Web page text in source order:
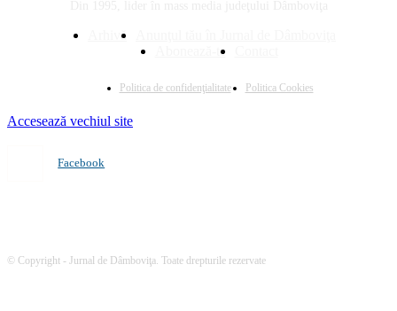
Arhivă
Abonează-te
Politica de confidenţialitate Politica Cookies
Accesează vechiul site
Facebook
© Copyright - Jurnal de Dâmboviţa. Toate drepturile rezervate